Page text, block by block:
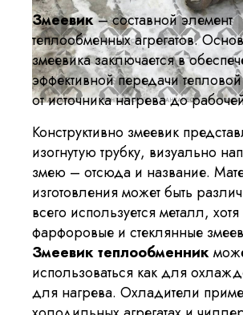
Змеевик– составной элемент
теплообменных агрегатов.
змеевика заключается в
эффективной передачи
от источника нагрева до
Конструктивно змеевик
изогнутую трубку, визуально
змею – отсюда и название.
изготовления может быть
всего используется металл,
фарфоровые и стеклянные
Змеевик теплообменник
использоваться как для
для нагрева. Охладители